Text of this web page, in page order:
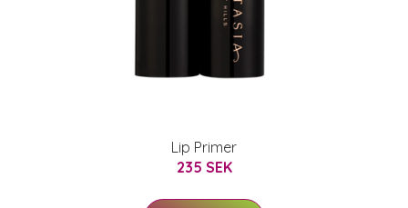
Lip Primer
235 SEK